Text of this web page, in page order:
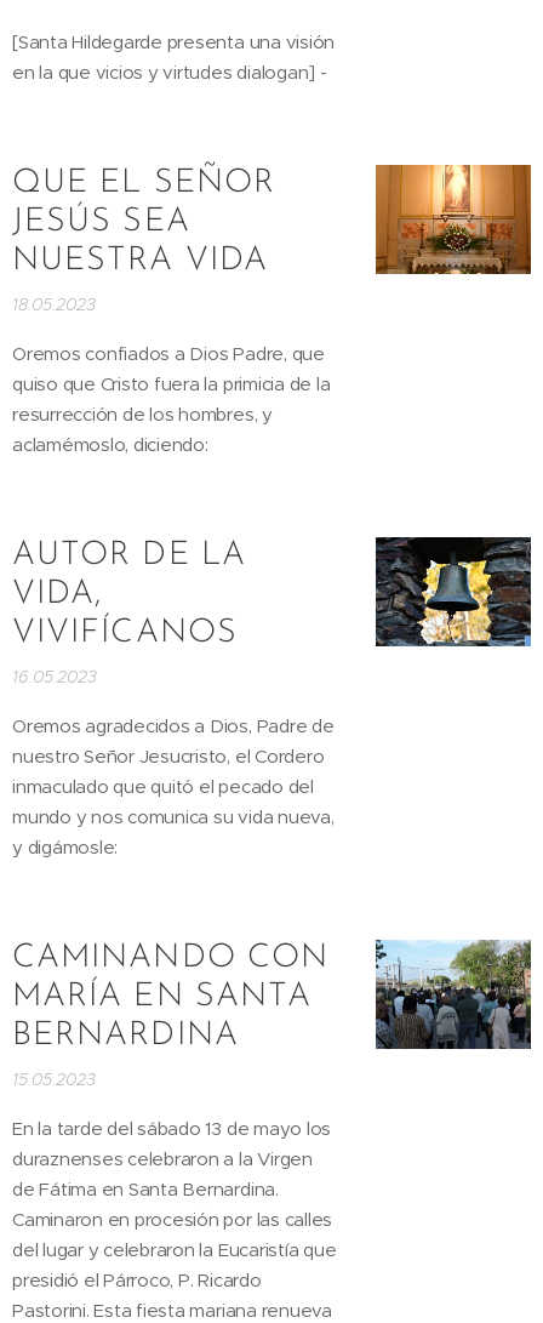
[Santa Hildegarde presenta una visión
en la que vicios y virtudes dialogan] -
QUE EL SEÑOR
JESÚS SEA
NUESTRA VIDA
18.05.2023
Oremos confiados a Dios Padre, que
quiso que Cristo fuera la primicia de la
resurrección de los hombres, y
aclamémoslo, diciendo:
AUTOR DE LA
VIDA,
VIVIFÍCANOS
16.05.2023
Oremos agradecidos a Dios, Padre de
nuestro Señor Jesucristo, el Cordero
inmaculado que quitó el pecado del
mundo y nos comunica su vida nueva,
y digámosle:
CAMINANDO CON
MARÍA EN SANTA
BERNARDINA
15.05.2023
En la tarde del sábado 13 de mayo los
duraznenses celebraron a la Virgen
de Fátima en Santa Bernardina.
Caminaron en procesión por las calles
del lugar y celebraron la Eucaristía que
presidió el Párroco, P. Ricardo
Pastorini. Esta fiesta mariana renueva